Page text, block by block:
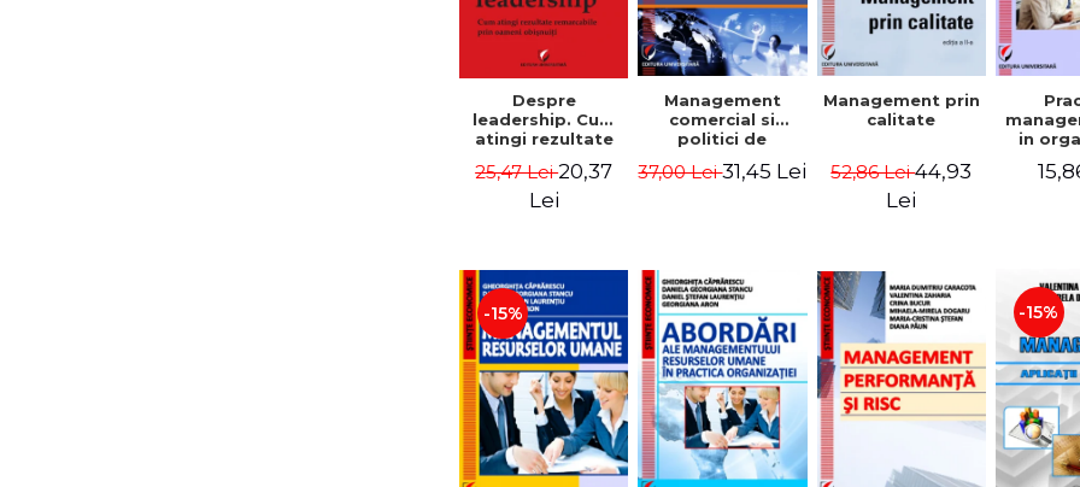
Despre
leadership. Cum
atingi rezultate
oameni obisnuiti
25,47 Lei20,37
Lei
Management
comercial si
politici de
37,00 Lei31,45 Lei
Management prin
calitate
52,86 Lei44,93
Lei
in
-15% -15%